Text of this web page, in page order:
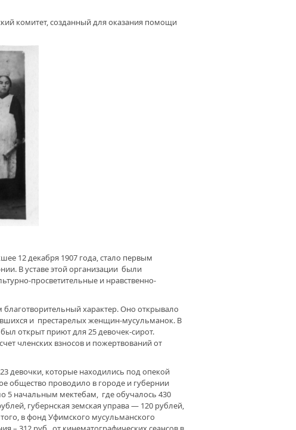
комитет, созданный для оказания помощи
12 декабря 1907 года, стало первым
В уставе этой организации были
просветительные и нравственно-
характер. Оно открывало
и престарелых женщин-мусульманок. В
открыт приют для 25 девочек-сирот.
членских взносов и пожертвований от
девочки, которые находились под опекой
общество проводило в городе и губернии
5 начальным мектебам, где обучалось 430
губернская земская управа — 120 рублей,
в фонд Уфимского мусульманского